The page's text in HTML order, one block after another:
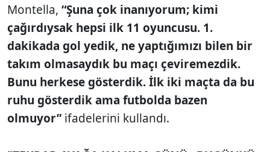
Montella, “Şuna çok inanıyorum; kimi
çağırdıysak hepsi ilk 11 oyuncusu. 1.
dakikada gol yedik, ne yaptığımızı bilen bir
takım olmasaydık bu maçı çeviremezdik.
Bunu herkese gösterdik. İlk iki maçta da bu
ruhu gösterdik ama futbolda bazen
olmuyor”ifadelerini kullandı.